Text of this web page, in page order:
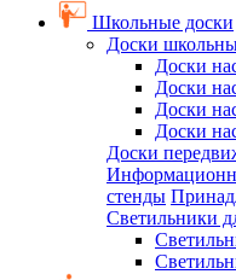
Школьные доски
Доски
Доски
Доски
Доски
Доски
Доски
стенды
Светильники